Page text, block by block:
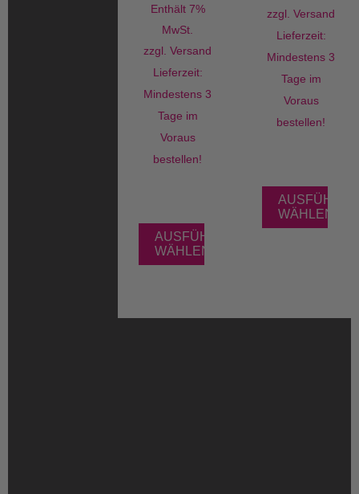
Enthält 7%
MwSt.
zzgl.Versand
Lieferzeit:
Mindestens 3
Tage im
Voraus
bestellen!
AUSFÜHRUNG
WÄHLEN
zzgl.Versand
Lieferzeit:
Mindestens 3
Tage im
Voraus
bestellen!
WÄHLEN